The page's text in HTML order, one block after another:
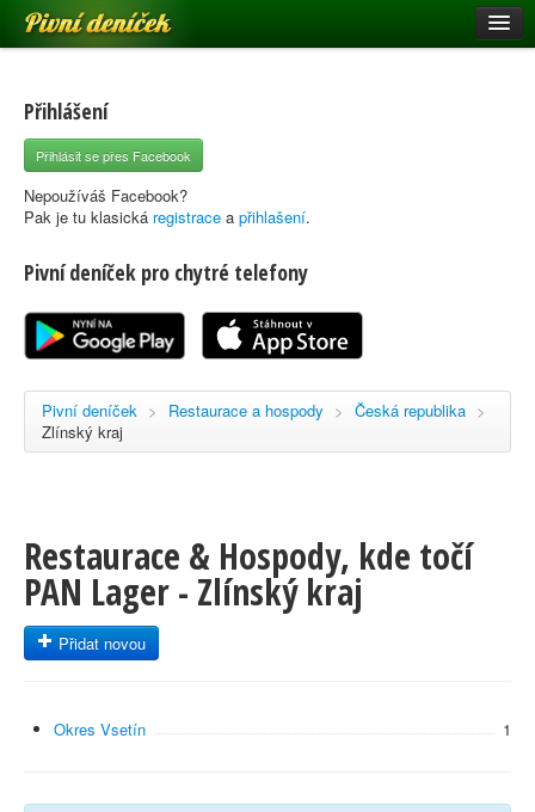
Pivní deníček
Pivní mapa
Pivní značky
Nápověda
Registrace
Přihlášení
Přihlásit se přes Facebook
Nepoužíváš Facebook?
Pak je tu klasická registrace a přihlašení.
Pivní deníček pro chytré telefony
Pivní deníček > Restaurace a hospody > Česká republika >
Zlínský kraj
Restaurace & Hospody, kde točí
PAN Lager - Zlínský kraj
Přidat novou
Okres Vsetín 1